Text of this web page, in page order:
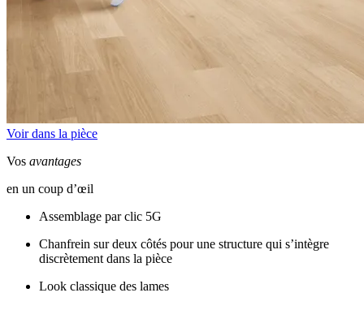
Voir dans la pièce
Vos avantages
en un coup d’œil
Assemblage par clic 5G
Chanfrein sur deux côtés pour une structure qui s’intègre
discrètement dans la pièce
Look classique des lames